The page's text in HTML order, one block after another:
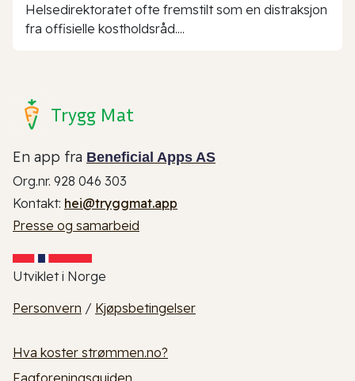
Helsedirektoratet ofte fremstilt som en distraksjon
fra offisielle kostholdsråd....
Trygg Mat
En app fra Beneficial Apps AS
Org.nr. 928 046 303
Kontakt: hei@tryggmat.app
Presse og samarbeid
Utviklet i Norge
Personvern / Kjøpsbetingelser
Hva koster strømmen.no?
Fagforeningsguiden